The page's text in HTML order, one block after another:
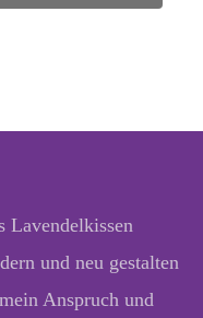
Lavendelkissen
und neu gestalten
Anspruch und